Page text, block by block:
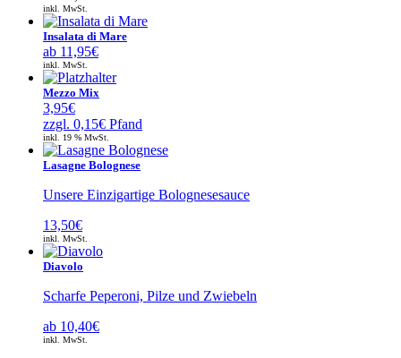
inkl. MwSt.
Insalata di Mare
ab 11,95€
inkl. MwSt.
Mezzo Mix
3,95€
zzgl. 0,15€ Pfand
inkl. 19 % MwSt.
Lasagne Bolognese
Unsere Einzigartige Bolognesesauce
13,50€
inkl. MwSt.
Diavolo
Scharfe Peperoni, Pilze und Zwiebeln
ab 10,40€
inkl. MwSt.